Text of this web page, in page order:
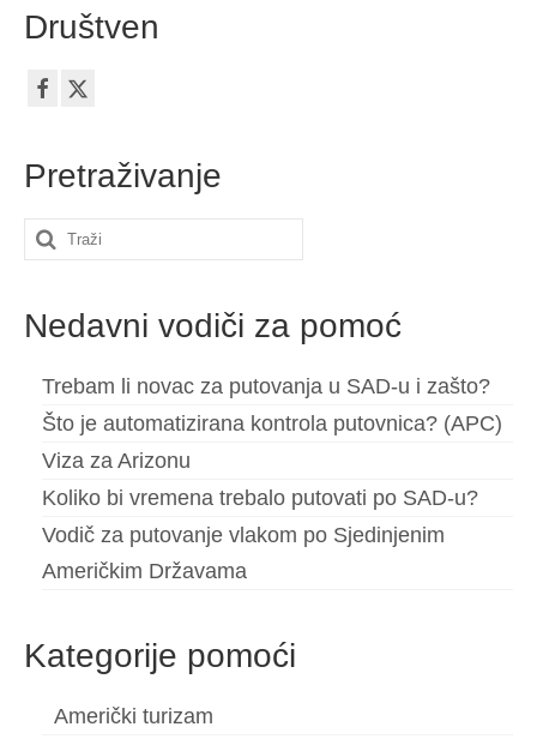
Društven
Pretraživanje
Search
Nedavni vodiči za pomoć
Trebam li novac za putovanja u SAD-u i zašto?
Što je automatizirana kontrola putovnica? (APC)
Viza za Arizonu
Koliko bi vremena trebalo putovati po SAD-u?
Vodič za putovanje vlakom po Sjedinjenim
Američkim Državama
Kategorije pomoći
Američki turizam